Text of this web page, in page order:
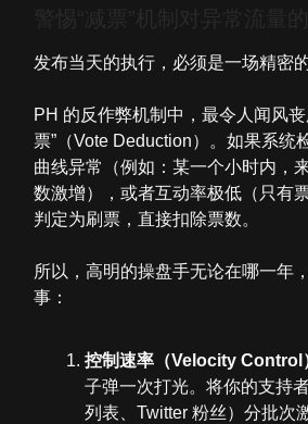
发布当天的执行，必须是一场精密
PH 的反作弊机制中，最令人闻风丧
票”（Vote Deduction）。如果系统
曲线异常（例如：某一个小时内，
数激增），或者互动率极低（只有
判定为刷票，直接扣除票数。
所以，高明的操盘手无论在哪一年
事：
控制速率（Velocity Control
子弹一次打光。将你的支持
列表、Twitter 粉丝）分批次